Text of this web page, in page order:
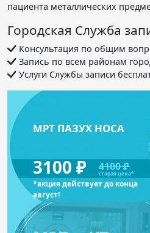
пациента металлических
Городская Служба
Консультация по общим
Запись по всем районам
Услуги Службы записи
МРТ ПАЗУХ НОСА
3100 ₽ 4100 ₽
старая цена*
*акция действует до конца
август!